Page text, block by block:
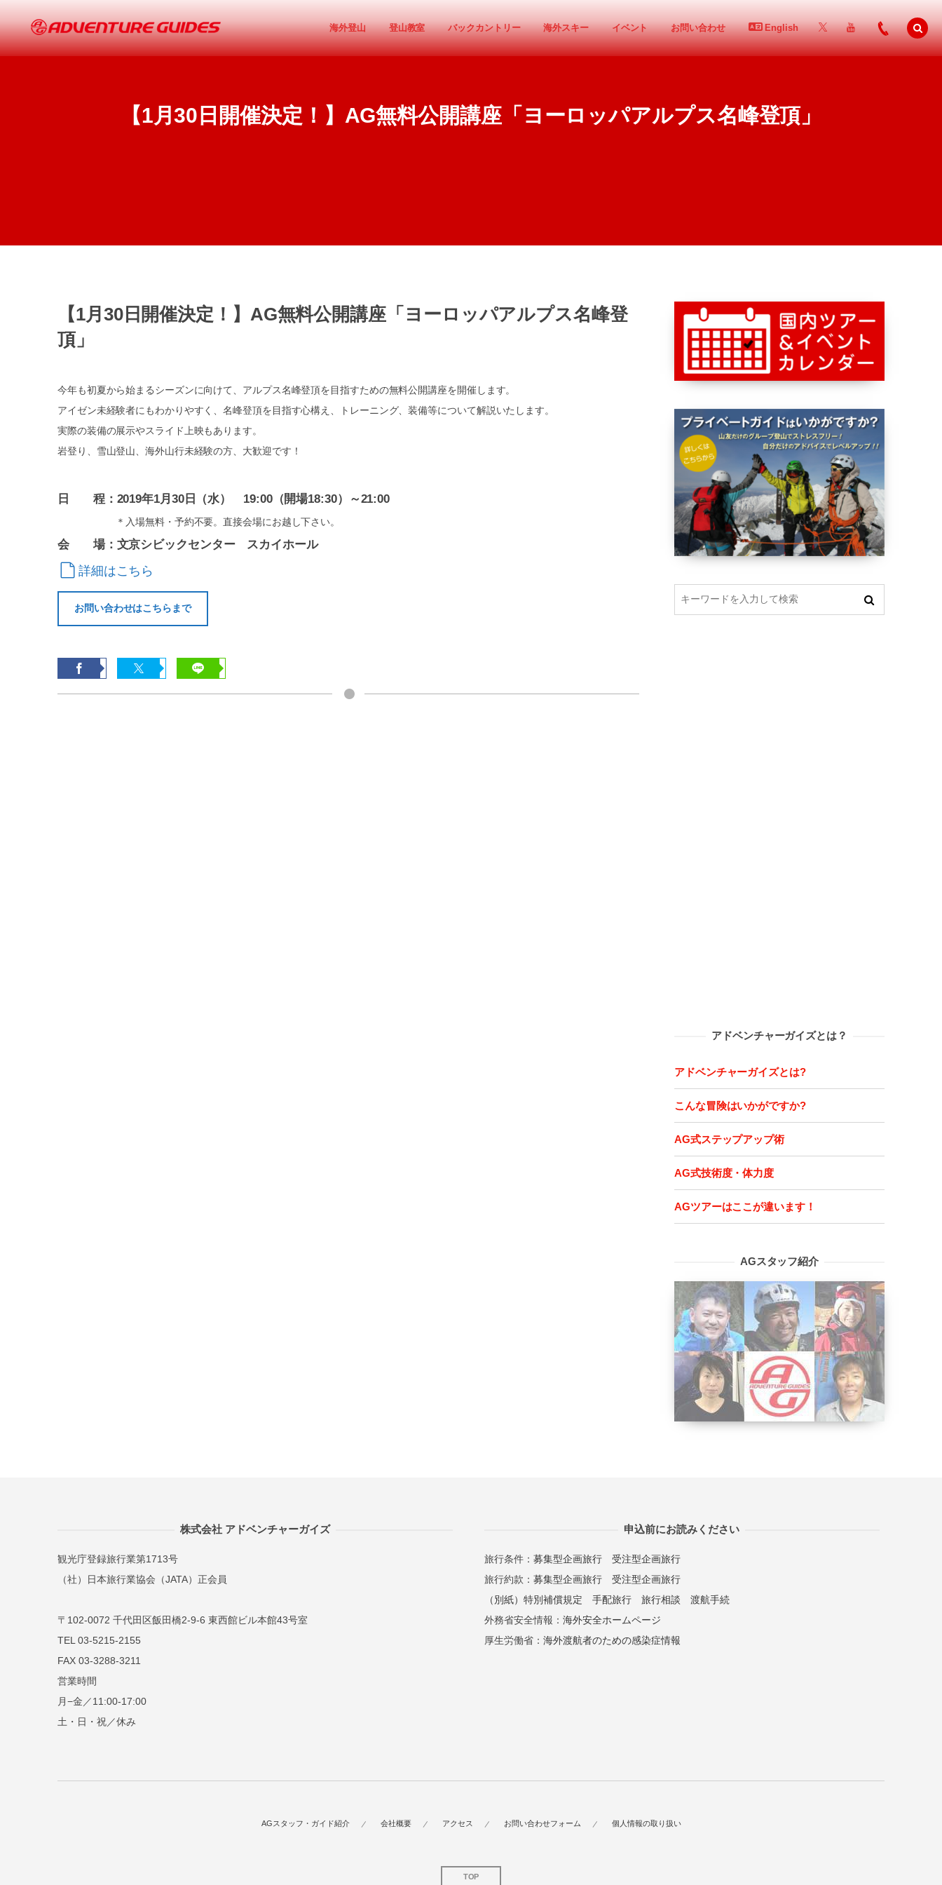
海外登山 登山教室 バックカントリー 海外スキー イベント お問い合わせ English
【1月30日開催決定！】AG無料公開講座「ヨーロッパアルプス名峰登頂」
【1月30日開催決定！】AG無料公開講座「ヨーロッパアルプス名峰登
頂」
今年も初夏から始まるシーズンに向けて、アルプス名峰登頂を目指すための無料公開講座を開催します。
アイゼン未経験者にもわかりやすく、名峰登頂を目指す心構え、トレーニング、装備等について解説いたします。
実際の装備の展示やスライド上映もあります。
岩登り、雪山登山、海外山行未経験の方、大歓迎です！
日 程：2019年1月30日（水） 19:00（開場18:30）～21:00
＊入場無料・予約不要。直接会場にお越し下さい。
会 場：文京シビックセンター スカイホール
詳細はこちら
お問い合わせはこちらまで
アドベンチャーガイズとは？
アドベンチャーガイズとは?
こんな冒険はいかがですか?
AG式ステップアップ術
AG式技術度・体力度
AGツアーはここが違います！
AGスタッフ紹介
株式会社 アドベンチャーガイズ
観光庁登録旅行業第1713号
（社）日本旅行業協会（JATA）正会員
〒102-0072 千代田区飯田橋2-9-6 東西館ビル本館43号室
TEL 03-5215-2155
FAX 03-3288-3211
営業時間
月−金／11:00-17:00
土・日・祝／休み
申込前にお読みください
旅行条件： 募集型企画旅行
受注型企画旅行
旅行約款： 募集型企画旅行
受注型企画旅行
（別紙）特別補償規定
手配旅行 旅行相談
渡航手続
外務省安全情報： 海外安全ホームページ
厚生労働省： 海外渡航者のための感染症情報
AGスタッフ・ガイド紹介 会社概要 アクセス お問い合わせフォーム 個人情報の取り扱い
TOP